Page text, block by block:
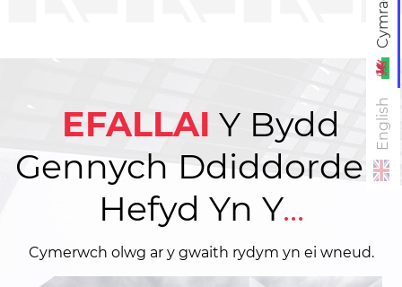
English
Cymraeg
EFALLAI Y Bydd
Gennych Ddiddordeb
Hefyd Yn Y...
Cymerwch olwg ar y gwaith rydym yn ei wneud.